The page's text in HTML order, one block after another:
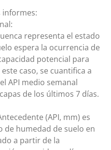
informes:
representa el estado
espera la ocurrencia de
potencial para
caso, se cuantifica a
API medio semanal
de los últimos 7 días.
(API, mm) es
humedad de suelo en
a partir de la